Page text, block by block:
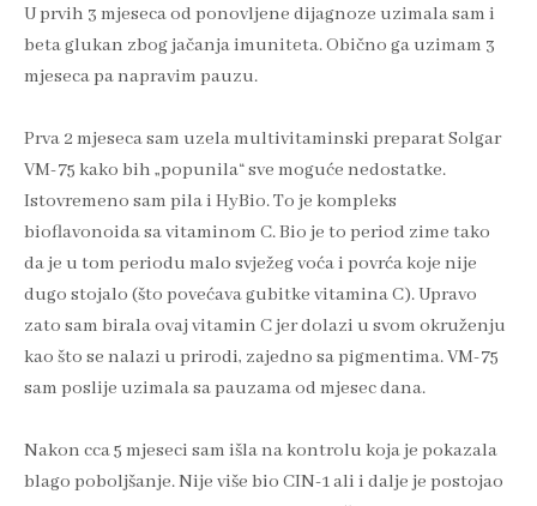
U prvih 3 mjeseca od ponovljene dijagnoze uzimala sam i
beta glukan zbog jačanja imuniteta. Obično ga uzimam 3
mjeseca pa napravim pauzu.
Prva 2 mjeseca sam uzela multivitaminski preparat Solgar
VM-75 kako bih „popunila“ sve moguće nedostatke.
Istovremeno sam pila i HyBio. To je kompleks
bioflavonoida sa vitaminom C. Bio je to period zime tako
da je u tom periodu malo svježeg voća i povrća koje nije
dugo stojalo (što povećava gubitke vitamina C). Upravo
zato sam birala ovaj vitamin C jer dolazi u svom okruženju
kao što se nalazi u prirodi, zajedno sa pigmentima. VM-75
sam poslije uzimala sa pauzama od mjesec dana.
Nakon cca 5 mjeseci sam išla na kontrolu koja je pokazala
blago poboljšanje. Nije više bio CIN-1 ali i dalje je postojao